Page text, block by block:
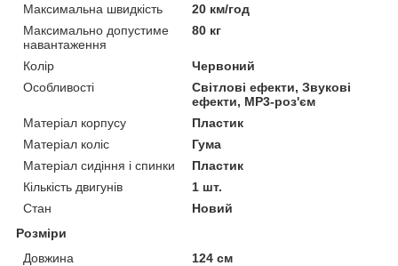
Максимальна швидкість
20 км/год
Максимально допустиме
навантаження
80 кг
Колір
Червоний
Особливості
Світлові ефекти, Звукові
ефекти, MP3-роз'єм
Матеріал корпусу
Пластик
Матеріал коліс
Гума
Матеріал сидіння і спинки
Пластик
Кількість двигунів
1 шт.
Стан
Новий
Розміри
Довжина
124 см